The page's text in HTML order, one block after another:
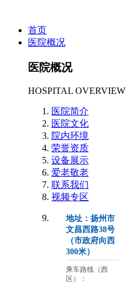
首页
医院概况
医院概况
HOSPITAL OVERVIEW
医院简介
医院文化
院内环境
荣誉资质
设备展示
爱老敬老
联系我们
视频专区
地址：扬州市
文昌西路38号
（市政府向西
300米）
乘车路线（西
区）：